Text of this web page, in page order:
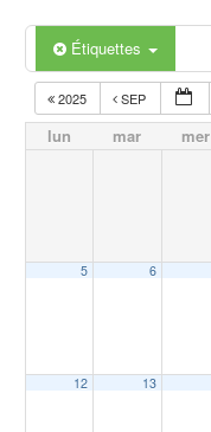
Étiquettes
2025 SEP
lun mar mer
5 6
12 13